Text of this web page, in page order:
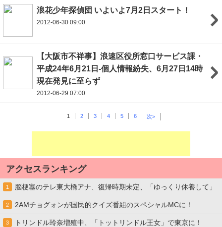
浪花少年探偵団 いよいよ7月2日スタート！
2012-06-30 09:00
【大阪市不祥事】浪速区役所窓口サービス課・
平成24年6月21日-個人情報紛失、6月27日14時
現在発見に至らず
2012-06-29 07:00
1 2 3 4 5 6 次>
アクセスランキング
1 脳梗塞のテレ東大橋アナ、復帰時期未定、「ゆっくり休養して」
2 2AMチョグォンが国民的クイズ番組のスペシャルMCに！
3 トリンドル玲奈増殖中、「トットリンドル王女」で東京に！